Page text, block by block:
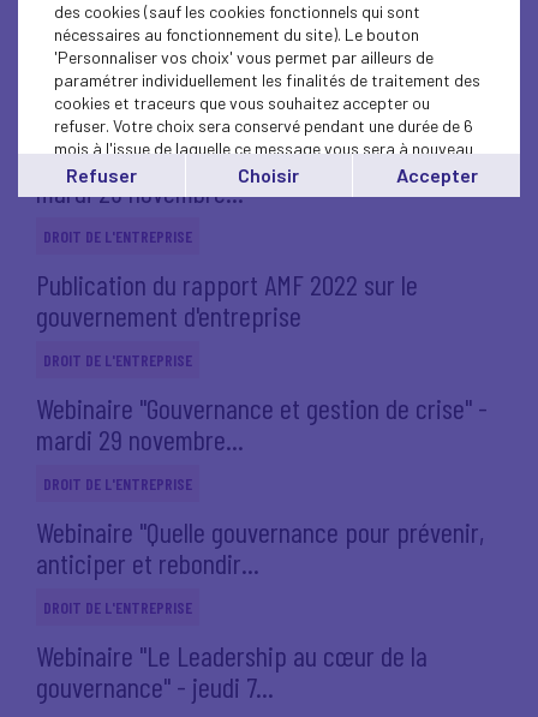
Webinaire "Gouvernance et climat" - mardi 14
février 2023
DROIT DE L'ENTREPRISE
Webinaire "Gouvernance et gestion de crise" -
mardi 29 novembre...
DROIT DE L'ENTREPRISE
Publication du rapport AMF 2022 sur le
gouvernement d'entreprise
DROIT DE L'ENTREPRISE
Webinaire "Gouvernance et gestion de crise" -
mardi 29 novembre...
DROIT DE L'ENTREPRISE
Webinaire "Quelle gouvernance pour prévenir,
anticiper et rebondir...
DROIT DE L'ENTREPRISE
Webinaire "Le Leadership au cœur de la
gouvernance" - jeudi 7...
des cookies (sauf les cookies fonctionnels qui sont
nécessaires au fonctionnement du site). Le bouton
'Personnaliser vos choix' vous permet par ailleurs de
paramétrer individuellement les finalités de traitement des
cookies et traceurs que vous souhaitez accepter ou
refuser. Votre choix sera conservé pendant une durée de 6
mois à l'issue de laquelle ce message vous sera à nouveau
affiché..
Vous pouvez modifier votre choix à tout moment en
Refuser Choisir Accepter